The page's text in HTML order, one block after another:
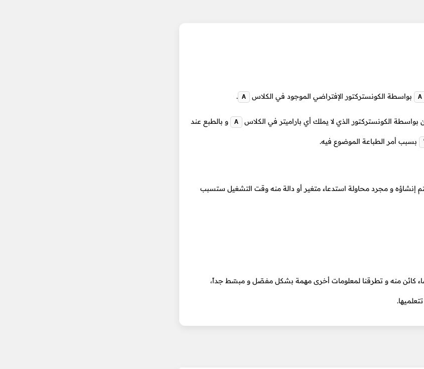
A بواسطة الكونستركتور الإفتراضي الموجود في الكلاس A
.
بواسطة الكونستركتور الذي لا يملك أي باراميتر في الكلاس A و بالطبع عند
بسبب أمر الطباعة الموضوع فيه.
إنشاؤه و مجرد محاولة استدعاء متغير أو دالة منه وقت التشغيل ستسبب
كائن منه و تطرقنا لمعلومات أخرى مهمة بشكل مفصّل و مبسّط جداً،